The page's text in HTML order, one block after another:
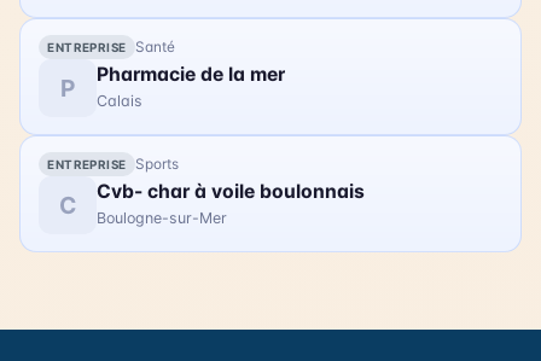
sera célébrée le 23 août à 9h30. Le 23 août, à partir
de 16h, un défilé de flobarts se déroulera dans les
rues du village. Accès libre.
ENTREPRISE Santé
P Pharmacie de la mer
Calais
ENTREPRISE Sports
C Cvb- char à voile boulonnais
Boulogne-sur-Mer